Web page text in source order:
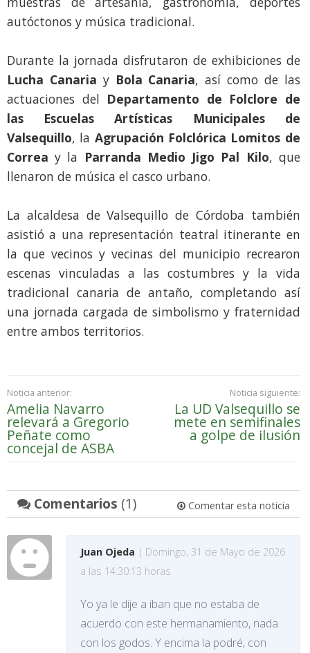
autóctonos y música tradicional.
Durante la jornada disfrutaron de exhibiciones de
Lucha Canaria y Bola Canaria, así como de las
actuaciones del Departamento de Folclore de
las Escuelas Artísticas Municipales de
Valsequillo, la Agrupación Folclórica Lomitos de
Correa y la Parranda Medio Jigo Pal Kilo, que
llenaron de música el casco urbano.
La alcaldesa de Valsequillo de Córdoba también
asistió a una representación teatral itinerante en
la que vecinos y vecinas del municipio recrearon
escenas vinculadas a las costumbres y la vida
tradicional canaria de antaño, completando así
una jornada cargada de simbolismo y fraternidad
entre ambos territorios.
Noticia anterior:
Amelia Navarro
relevará a Gregorio
Peñate como
concejal de ASBA
Noticia siguiente:
La UD Valsequillo se
mete en semifinales
a golpe de ilusión
Comentarios (1) Comentar esta noticia
Juan Ojeda | Domingo, 31 de Mayo de 2026
a las 14:30:13 horas
Yo ya le dije a iban que no estaba de
acuerdo con este hermanamiento, nada
con los godos. Y encima la podré, con